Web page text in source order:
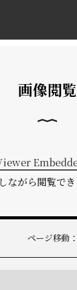
画像閲覧
ながら閲覧でき
ページ移動：